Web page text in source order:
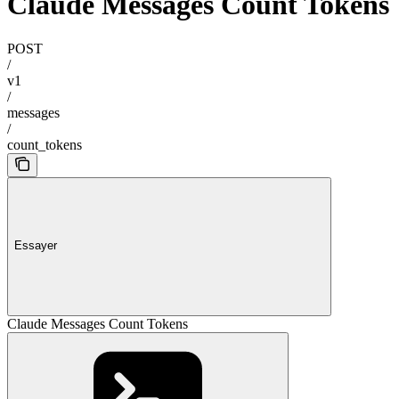
POST
/
v1
/
messages
/
count_tokens
Essayer
Claude Messages Count Tokens